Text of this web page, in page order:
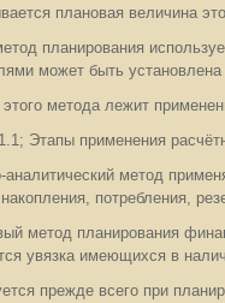
плановая величина
планирования
может быть
метода лежит
Этапы применения
аналитический метод
потребления,
метод планирования
увязка имеющихся в
прежде всего при